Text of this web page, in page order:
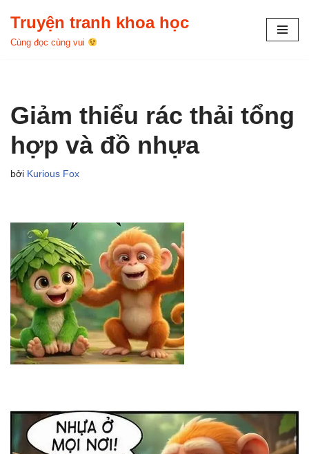
Chuyển
Truyện tranh khoa học
Cùng đọc cùng vui
Giảm thiểu rác thải tổng
hợp và đồ nhựa
bởi Kurious Fox